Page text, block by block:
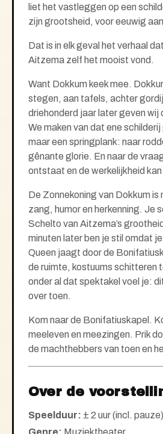
liet het vastleggen op een
zijn grootsheid, voor eeuwig aan
Dat is in elk geval het verhaal
Aitzema zelf het mooist vond.
Want Dokkum keek mee.
stegen, aan tafels, achter
driehonderd jaar later geven wij
We maken van dat ene
maar een springplank: naar
gênante glorie. En naar de
ontstaat en de werkelijkheid
De Zonnekoning van Dokkum is
zang, humor en herkenning. Je
Schelto van Aitzema’s
minuten later ben je stil omdat
Queen jaagt door de
de ruimte, kostuums schitteren
onder al dat spektakel voel je:
over toen.
Kom naar de Bonifatiuskapel.
meeleven en meezingen. Prik
de machthebbers van toen en
Over de
Speelduur: ± 2 uur (incl. pauze)
Genre: Muziektheater